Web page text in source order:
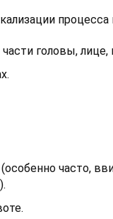
головы,
часто,